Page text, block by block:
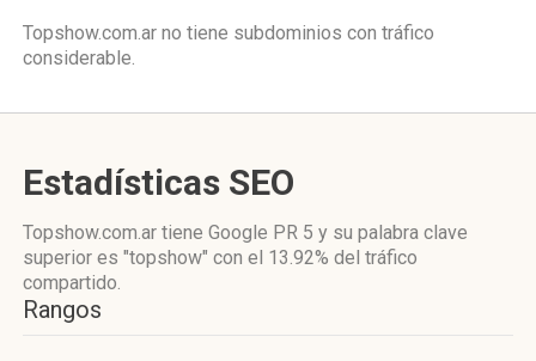
Topshow.com.ar no tiene subdominios con tráfico
considerable.
Estadísticas SEO
Topshow.com.ar tiene Google PR 5 y su palabra clave
superior es "topshow" con el 13.92% del tráfico
compartido.
Rangos